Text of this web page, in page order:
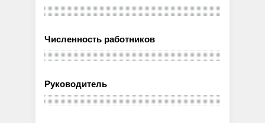
Численность работников
Руководитель